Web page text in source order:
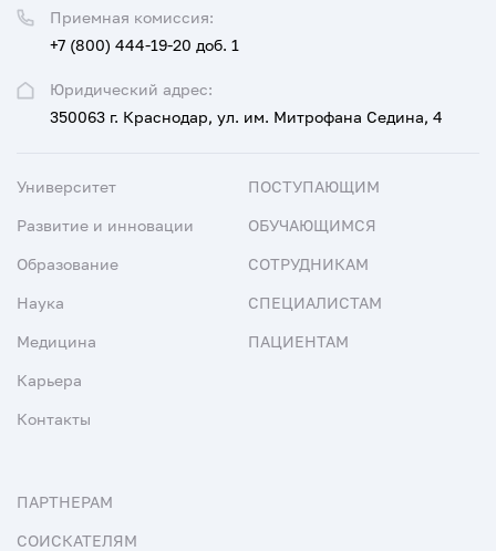
Юридический адрес:
350063 г. Краснодар, ул. им. Митрофана Седина, 4
Приемная комиссия:
+7 (800) 444-19-20 доб. 1
Университет
Развитие и инновации
Образование
Наука
Медицина
Карьера
Контакты
ПОСТУПАЮЩИМ
ОБУЧАЮЩИМСЯ
СОТРУДНИКАМ
СПЕЦИАЛИСТАМ
ПАЦИЕНТАМ
ПАРТНЕРАМ
СОИСКАТЕЛЯМ